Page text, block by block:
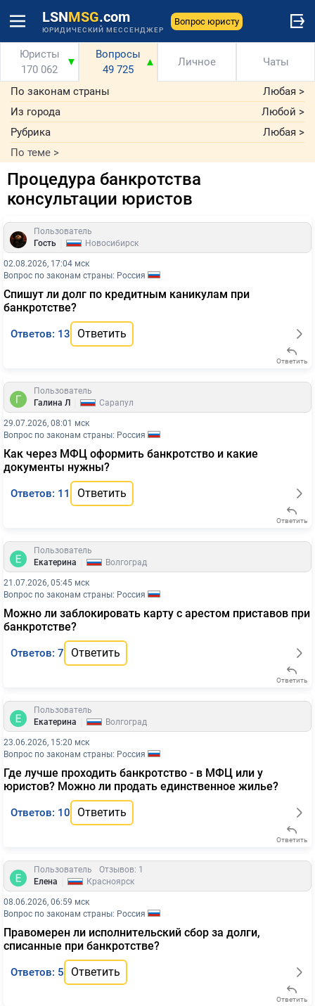
LSNMSG.com
ЮРИДИЧЕСКИЙ МЕССЕНДЖЕР
Вопрос юристу
Юристы
170 062
▼
Вопросы
49 725
▲ Личное Чаты
По законам страны Любая >
Из города
Любой >
Рубрика
Любая >
По теме >
Процедура банкротства
консультации юристов
Пользователь
Гость
Новосибирск
02.08.2026, 17:04 мск
Вопрос по законам страны: Россия
Спишут ли долг по кредитным каникулам при
банкротстве?
Ответов: 13 Ответить
Ответить
Пользователь
Галина Л
Сарапул
29.07.2026, 08:01 мск
Вопрос по законам страны: Россия
Как через МФЦ оформить банкротство и какие
документы нужны?
Ответов: 11 Ответить
Ответить
Пользователь
Екатерина
Волгоград
21.07.2026, 05:45 мск
Вопрос по законам страны: Россия
Можно ли заблокировать карту с арестом приставов при
банкротстве?
Ответов: 7 Ответить
Ответить
Пользователь
Екатерина
Волгоград
23.06.2026, 15:20 мск
Вопрос по законам страны: Россия
Где лучше проходить банкротство - в МФЦ или у
юристов? Можно ли продать единственное жилье?
Ответов: 10 Ответить
Ответить
Пользователь
Отзывов: 1
Елена
Красноярск
08.06.2026, 06:59 мск
Вопрос по законам страны: Россия
Правомерен ли исполнительский сбор за долги,
списанные при банкротстве?
Ответов: 5 Ответить
Ответить